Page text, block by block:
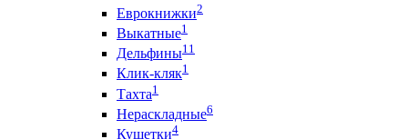
Еврокнижки2
Выкатные1
Дельфины11
Клик-кляк1
Тахта1
Нераскладные6
Кушетки4